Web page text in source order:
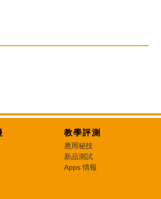
教學評測
應用秘技
新品測試
Apps 情報